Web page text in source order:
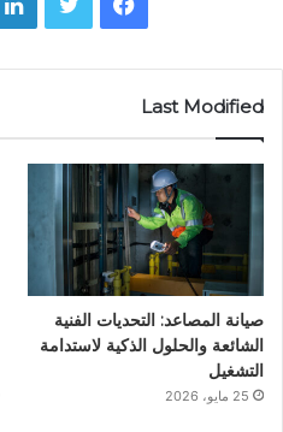
ب
و
ك
ت
ر
Last Modified
صيانة المصاعد: التحديات الفنية
الشائعة والحلول الذكية لاستدامة
التشغيل
25 مايو، 2026